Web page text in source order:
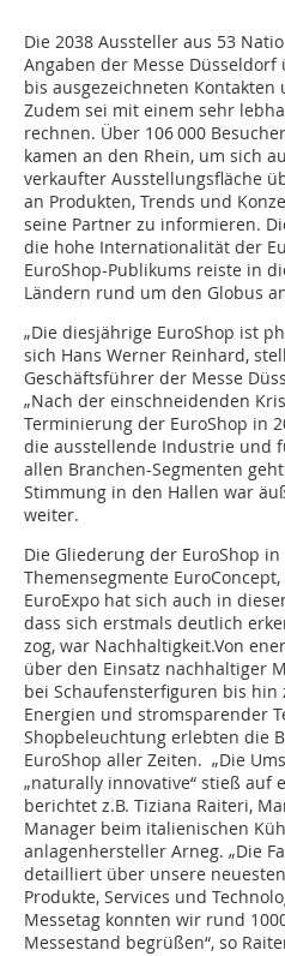
Die 2038 Aussteller aus 53
Angaben der Messe
bis ausgezeichneten Kontakten
Zudem sei mit einem sehr
rechnen. Über 106 000
kamen an den Rhein, um sich
verkaufter Ausstellungsfläche
an Produkten, Trends und
seine Partner zu informieren.
die hohe Internationalität der
EuroShop-Publikums reiste in
Ländern rund um den Globus
„Die diesjährige EuroShop ist
sich Hans Werner Reinhard,
Geschäftsführer der Messe
„Nach der einschneidenden
Terminierung der EuroShop in
die ausstellende Industrie und
allen Branchen-Segmenten
Stimmung in den Hallen war
weiter.
Die Gliederung der EuroShop
Themensegmente EuroConcept,
EuroExpo hat sich auch in
dass sich erstmals deutlich
zog, war Nachhaltigkeit.Von
über den Einsatz nachhaltiger
bei Schaufensterfiguren bis
Energien und stromsparender
Shopbeleuchtung erlebten die
EuroShop aller Zeiten. „Die
„naturally innovative“ stieß auf
berichtet z.B. Tiziana Raiteri,
Manager beim italienischen
anlagenhersteller Arneg. „Die
detailliert über unsere
Produkte, Services und
Messetag konnten wir rund
Messestand begrüßen“, so